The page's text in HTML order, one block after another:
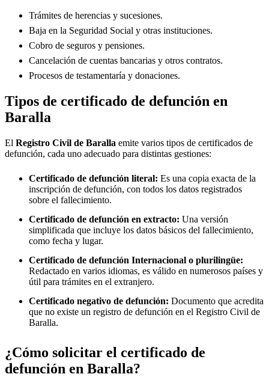
Trámites de herencias y sucesiones.
Baja en la Seguridad Social y otras instituciones.
Cobro de seguros y pensiones.
Cancelación de cuentas bancarias y otros contratos.
Procesos de testamentaría y donaciones.
Tipos de certificado de defunción en
Baralla
El Registro Civil de Baralla emite varios tipos de certificados de
defunción, cada uno adecuado para distintas gestiones:
Certificado de defunción literal: Es una copia exacta de la
inscripción de defunción, con todos los datos registrados
sobre el fallecimiento.
Certificado de defunción en extracto: Una versión
simplificada que incluye los datos básicos del fallecimiento,
como fecha y lugar.
Certificado de defunción Internacional o plurilingüe:
Redactado en varios idiomas, es válido en numerosos países y
útil para trámites en el extranjero.
Certificado negativo de defunción: Documento que acredita
que no existe un registro de defunción en el Registro Civil de
Baralla.
¿Cómo solicitar el certificado de
defunción en Baralla?